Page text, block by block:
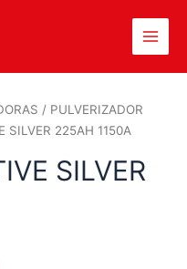
/ PULVERIZADOR
SILVER 225AH 1150A
SILVER